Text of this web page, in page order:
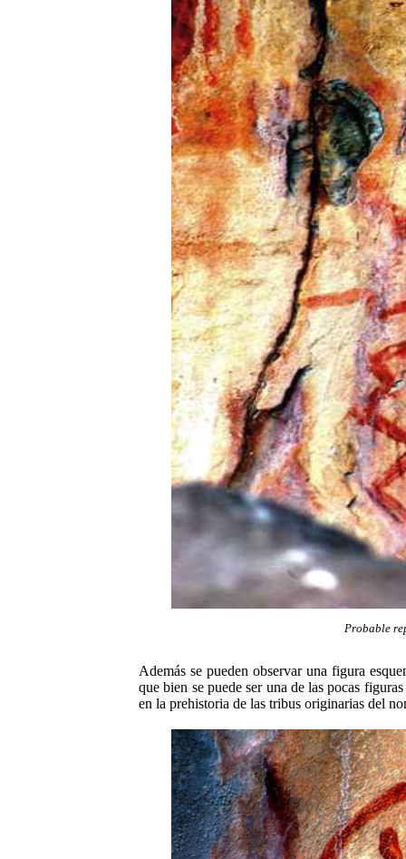
Probable
Además se pueden observar una figura
que bien se puede ser una de las pocas
en la prehistoria de las tribus originarias del